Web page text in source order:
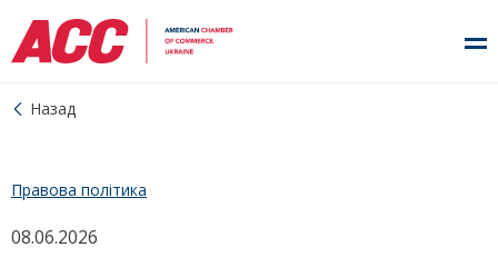
Назад
08.06.2026
Правова політика